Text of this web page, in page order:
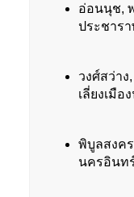
อ่อนนุช,
ประชาร
วงศ์สว่า
เลี่ยงเมื
พิบูลสงค
นครอินท